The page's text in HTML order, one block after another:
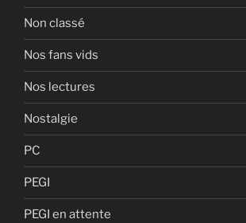
Non classé
Nos fans vids
Nos lectures
Nostalgie
PC
PEGI
PEGI en attente